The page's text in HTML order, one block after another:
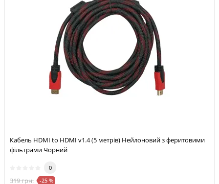
Кабель HDMI to HDMI v1.4 (5 метрів) Нейлоновий з феритовими
фільтрами Чорний
0
319 грн. -25 %